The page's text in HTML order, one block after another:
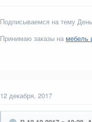
Подписываемся на тему
Принимаю заказы на мебель
12 декабря, 2017